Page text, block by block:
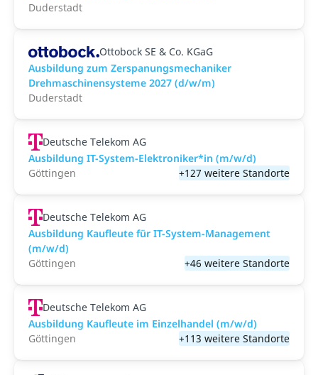
Duderstadt
Ottobock SE & Co. KGaG
Ausbildung zum Zerspanungsmechaniker
Drehmaschinensysteme 2027 (d/w/m)
Duderstadt
Deutsche Telekom AG
Ausbildung IT-System-Elektroniker*in (m/w/d)
Göttingen
+127 weitere Standorte
Deutsche Telekom AG
Ausbildung Kaufleute für IT-System-Management
(m/w/d)
Göttingen
+46 weitere Standorte
Deutsche Telekom AG
Ausbildung Kaufleute im Einzelhandel (m/w/d)
Göttingen
+113 weitere Standorte